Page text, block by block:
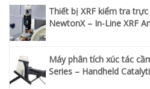
Thiết bị XRF kiểm tra
NewtonX – In-Line XRF
Máy phân tích xúc tác
Series – Handheld